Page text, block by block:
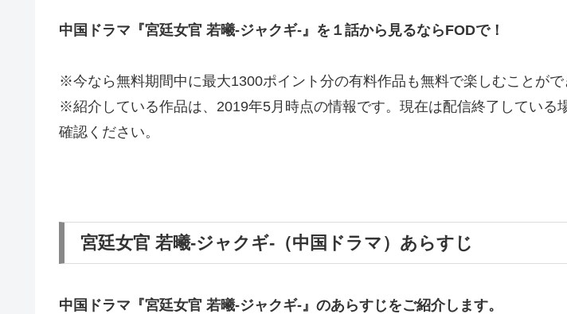
中国ドラマ『宮廷女官 若曦-ジャクギ-』を１話から見るならFODで！
※今なら無料期間中に最大1300ポイント分の有料作品も無料で楽しむことがで
※紹介している作品は、2019年5月時点の情報です。現在は配信終了してい
確認ください。
宮廷女官 若曦-ジャクギ-（中国ドラマ）あらすじ
中国ドラマ『宮廷女官 若曦-ジャクギ-』のあらすじ をご紹介します。